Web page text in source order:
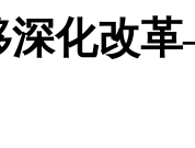
深化改